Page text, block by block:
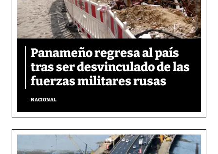
Panameño regresa al país
tras ser desvinculado de las
fuerzas militares rusas
NACIONAL